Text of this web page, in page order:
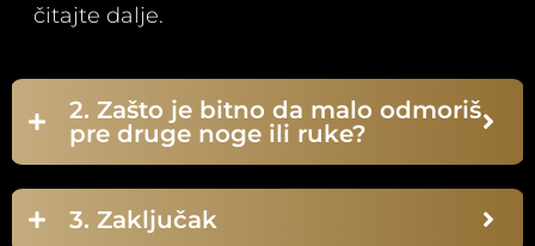
čitajte dalje.
2. Zašto je bitno da malo odmoriš
pre druge noge ili ruke?
3. Zaključak